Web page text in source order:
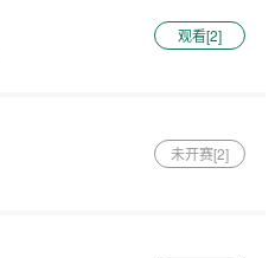
观看[2]
未开赛[2]